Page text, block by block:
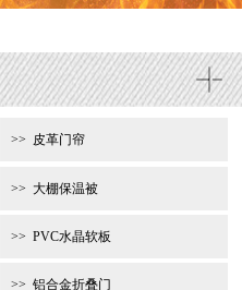
3
皮革门帘
大棚保温被
PVC水晶软板
铝合金折叠门